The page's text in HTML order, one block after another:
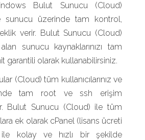
Bulut Sunucu (Cloud)
sunucu üzerinde tam kontrol,
verir. Bulut Sunucu (Cloud)
sunucu kaynaklarınızı tam
garantili olarak kullanabilirsiniz.
(Cloud) tüm kullanıcılarınız ve
tam root ve ssh erişim
Bulut Sunucu (Cloud) ile tüm
ek olarak cPanel (lisans ücreti
ile kolay ve hızlı bir şekilde